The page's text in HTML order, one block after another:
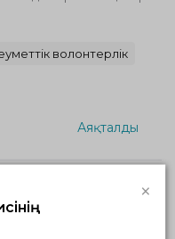
волонтерлік
Аяқталды
×